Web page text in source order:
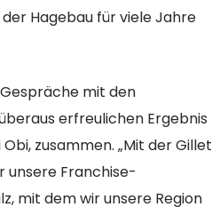
Hagebau für viele Jahre
mit den
erfreulichen Ergebnis
zusammen. „Mit der Gillet
unsere Franchise-
mit dem wir unsere Region